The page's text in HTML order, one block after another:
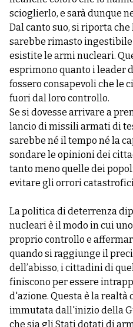
scioglierlo, e sarà dunque
Dal canto suo, si riporta
sarebbe rimasto ingestibile
esistite le armi nucleari.
esprimono quanto i leader
fossero consapevoli che le
fuori dal loro controllo.
Se si dovesse arrivare a
lancio di missili armati di
sarebbe né il tempo né la
sondare le opinioni dei
tanto meno quelle dei
evitare gli orrori
La politica di deterrenza
nucleari è il modo in cui
proprio controllo e
quando si raggiunge il
dell’abisso, i cittadini di
finiscono per essere
d'azione. Questa è la
immutata dall'inizio della
che sia gli Stati dotati di